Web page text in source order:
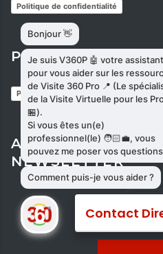
Politique de confidentialité
POLITIQUE DE
Politique de cookies
ABONNEZ-VOUS
NEWSLETTER
Contact